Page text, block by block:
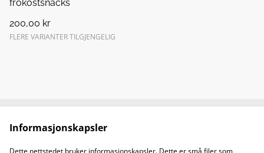
frokostsnacks
200,00 kr
FLERE VARIANTER TILGJENGELIG
Kontakt oss
Informasjonskapsler
Dette nettstedet bruker informasjonskapsler. Dette er små filer som